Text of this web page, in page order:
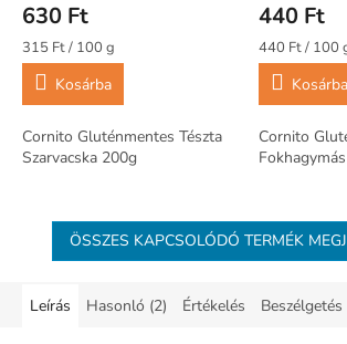
630 Ft
Egységár:
315 Ft / 100 g
Kosárba
Cornito Gluténmentes Tészta
Szarvacska 200g
440 Ft
Egységár:
440 Ft / 100
Kosárba
Cornito
ÖSSZES KAPCSOLÓDÓ TERMÉK
Leírás Hasonló (2) Értékelés Beszélgetés